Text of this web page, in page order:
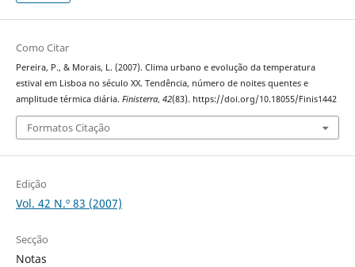
Como Citar
Pereira, P., & Morais, L. (2007). Clima urbano e evolução da temperatura
estival em Lisboa no século XX. Tendência, número de noites quentes e
amplitude térmica diária. Finisterra, 42(83). https://doi.org/10.18055/Finis1442
Formatos Citação
Edição
Vol. 42 N.º 83 (2007)
Secção
Notas